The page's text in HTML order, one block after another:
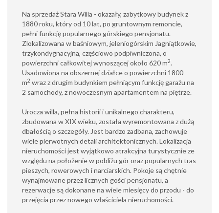
Na sprzedaż Stara Willa - okazały, zabytkowy budynek z
1880 roku, który od 10 lat, po gruntownym remoncie,
pełni funkcję popularnego górskiego pensjonatu.
Zlokalizowana w baśniowym, jeleniogórskim Jagniątkowie,
trzykondygnacyjna, częściowo podpiwniczona, o
powierzchni całkowitej wynoszącej około 620 m2.
Usadowiona na obszernej działce o powierzchni 1800
m2 wraz z drugim budynkiem pełniącym funkcję garażu na
2 samochody, z nowoczesnym apartamentem na piętrze.
Urocza willa, pełna historii i unikalnego charakteru,
zbudowana w XIX wieku, została wyremontowana z dużą
dbałością o szczegóły. Jest bardzo zadbana, zachowuje
wiele pierwotnych detali architektonicznych. Lokalizacja
nieruchomości jest wyjątkowo atrakcyjna turystycznie ze
względu na położenie w pobliżu gór oraz popularnych tras
pieszych, rowerowych i narciarskich. Pokoje są chętnie
wynajmowane przez licznych gości pensjonatu, a
rezerwacje są dokonane na wiele miesięcy do przodu - do
przejęcia przez nowego właściciela nieruchomości.